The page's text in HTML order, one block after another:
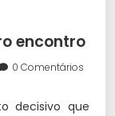
encontro
0 Comentários
decisivo que